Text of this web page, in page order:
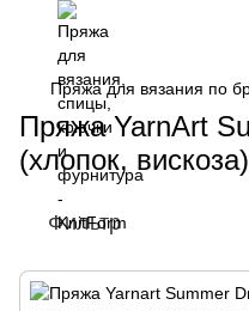
Пряжа для вязания по
Пряжа YarnArt
(хлопок,
Фильтр